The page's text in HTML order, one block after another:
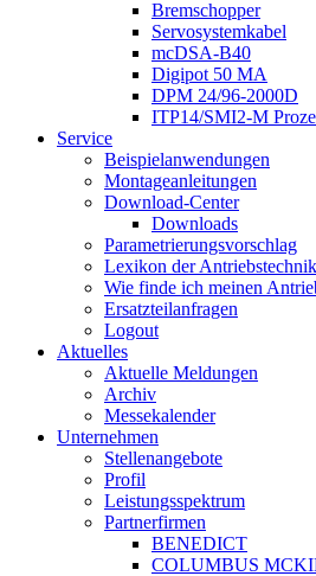
Bremschopper
Servosystemkabel
mcDSA-B40
Digipot 50 MA
DPM 24/96-2000D
ITP14/SMI2-M
Service
Beispielanwendungen
Montageanleitungen
Download-Center
Downloads
Parametrierungsvorschlag
Lexikon der Antriebstechnik
Wie finde ich meinen
Ersatzteilanfragen
Logout
Aktuelles
Aktuelle Meldungen
Archiv
Messekalender
Unternehmen
Stellenangebote
Profil
Leistungsspektrum
Partnerfirmen
BENEDICT
COLUMBUS